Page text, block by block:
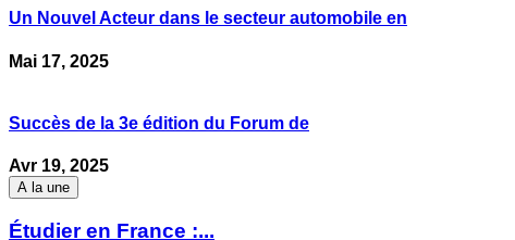
Un Nouvel Acteur dans le secteur automobile en
Mai 17, 2025
Succès de la 3e édition du Forum de
Avr 19, 2025
A la une
Étudier en France :...